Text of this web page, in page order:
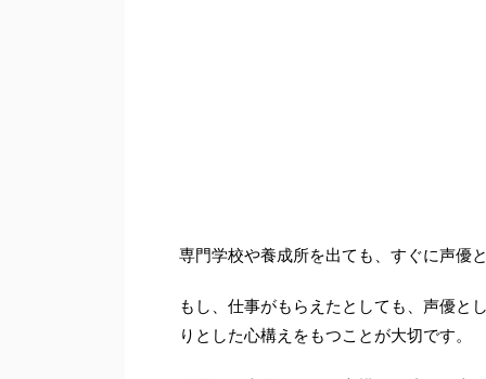
専門学校や養成所を出ても、すぐに声優
もし、仕事がもらえたとしても、声優と
りとした心構えをもつことが大切です。